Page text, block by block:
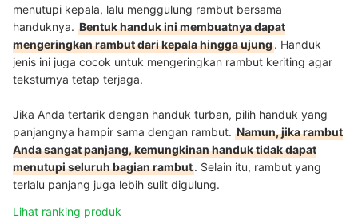
menutupi kepala, lalu menggulung rambut bersama
handuknya. Bentuk handuk ini membuatnya dapat
mengeringkan rambut dari kepala hingga ujung. Handuk
jenis ini juga cocok untuk mengeringkan rambut keriting agar
teksturnya tetap terjaga.
Jika Anda tertarik dengan handuk turban, pilih handuk yang
panjangnya hampir sama dengan rambut. Namun, jika rambut
Anda sangat panjang, kemungkinan handuk tidak dapat
menutupi seluruh bagian rambut. Selain itu, rambut yang
terlalu panjang juga lebih sulit digulung.
Lihat ranking produk